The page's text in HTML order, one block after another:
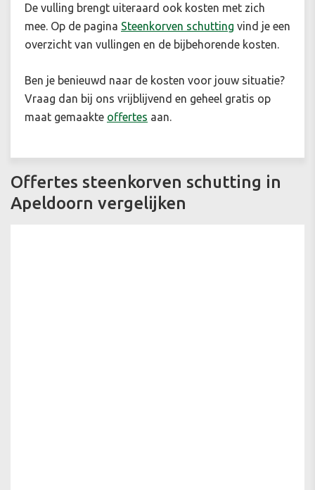
De vulling brengt uiteraard ook kosten met zich
mee. Op de pagina Steenkorven schutting vind je een
overzicht van vullingen en de bijbehorende kosten.
Ben je benieuwd naar de kosten voor jouw situatie?
Vraag dan bij ons vrijblijvend en geheel gratis op
maat gemaakte offertes aan.
Offertes steenkorven schutting in
Apeldoorn vergelijken